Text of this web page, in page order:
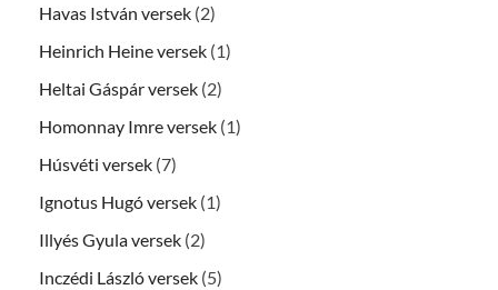
Havas István versek (2)
Heinrich Heine versek (1)
Heltai Gáspár versek (2)
Homonnay Imre versek (1)
Húsvéti versek (7)
Ignotus Hugó versek (1)
Illyés Gyula versek (2)
Inczédi László versek (5)